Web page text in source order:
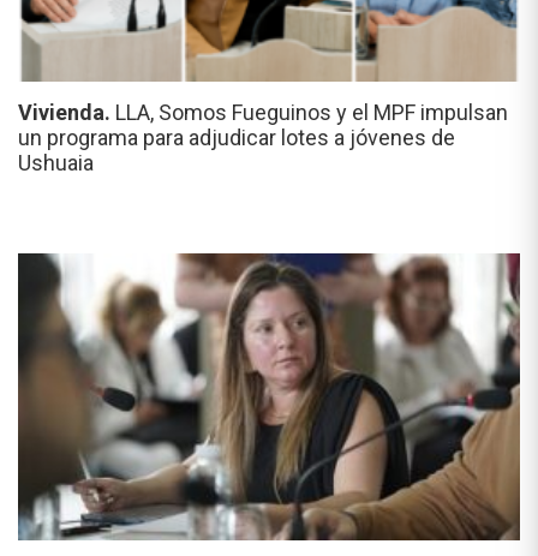
Vivienda. LLA, Somos Fueguinos y el MPF impulsan
un programa para adjudicar lotes a jóvenes de
Ushuaia